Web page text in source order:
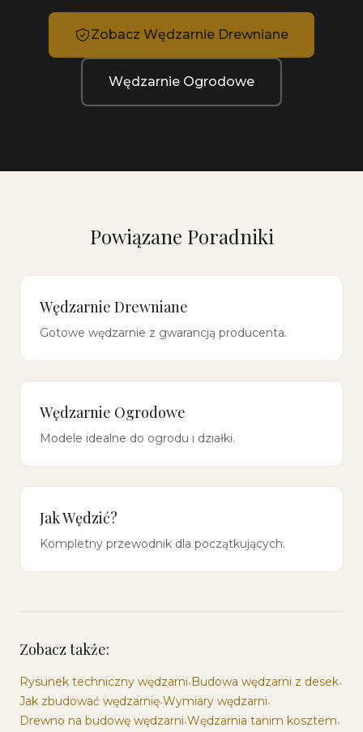
Zobacz Wędzarnie Drewniane
Wędzarnie Ogrodowe
Powiązane Poradniki
Wędzarnie Drewniane
Gotowe wędzarnie z gwarancją producenta.
Wędzarnie Ogrodowe
Modele idealne do ogrodu i działki.
Jak Wędzić?
Kompletny przewodnik dla początkujących.
Zobacz także:
Rysunek techniczny wędzarni•Budowa wędzarni z desek•
Jak zbudować wędzarnię•Wymiary wędzarni•
Drewno na budowę wędzarni•Wędzarnia tanim kosztem•